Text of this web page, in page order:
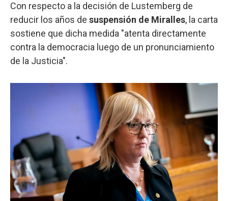
Con respecto a la decisión de Lustemberg de
reducir los años de suspensión de Miralles, la carta
sostiene que dicha medida "atenta directamente
contra la democracia luego de un pronunciamiento
de la Justicia".